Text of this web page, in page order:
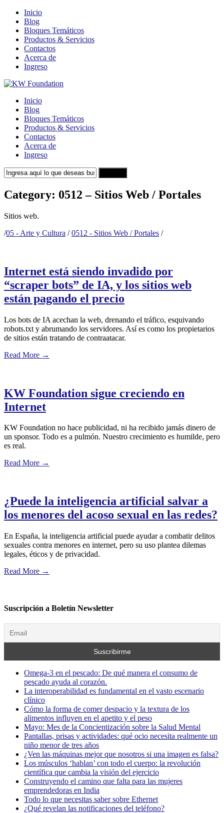
Inicio
Blog
Bloques Temáticos
Productos & Servicios
Contactos
Acerca de
Ingreso
Inicio
Blog
Bloques Temáticos
Productos & Servicios
Contactos
Acerca de
Ingreso
Category: 0512 – Sitios Web / Portales
Sitios web.
/05 - Arte y Cultura / 0512 - Sitios Web / Portales /
Internet está siendo invadido por
“scraper bots” de IA, y los sitios web
están pagando el precio
Los bots de IA acechan la web, drenando el tráfico, esquivando
robots.txt y abrumando los servidores. Así es como los propietarios
de sitios están tratando de contraatacar.
Read More →
KW Foundation sigue creciendo en
Internet
KW Foundation no hace publicidad, ni ha recibido jamás dinero de
un sponsor. Todo es a pulmón. Nuestro crecimiento es humilde, pero
es real.
Read More →
¿Puede la inteligencia artificial salvar a
los menores del acoso sexual en las redes?
En España, la inteligencia artificial puede ayudar a combatir delitos
sexuales contra menores en internet, pero su uso plantea dilemas
legales, éticos y de privacidad.
Read More →
Suscripción a Boletín Newsletter
Omega-3 en el pescado: De qué manera el consumo de
pescado ayuda al corazón.
La interoperabilidad es fundamental en el vasto escenario
clínico
Cómo la forma de comer despacio y la textura de los
alimentos influyen en el apetito y el peso
Mayo: Mes de la Concientización sobre la Salud Mental
Pantallas, prisas y actividades: qué ocio necesita realmente un
niño menor de tres años
¿Ven las máquinas mejor que nosotros si una imagen es falsa?
Los músculos ‘hablan’ con todo el cuerpo: la revolución
científica que cambia la visión del ejercicio
Construyendo el camino que falta para las mujeres
emprendedoras en India
Todo lo que necesitas saber sobre Ethernet
¿Qué revelan las notificaciones del teléfono?